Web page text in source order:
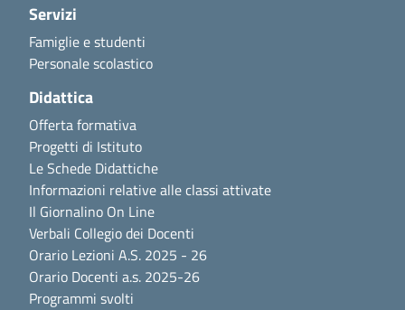
Servizi
Famiglie e studenti
Personale scolastico
Didattica
Offerta formativa
Progetti di Istituto
Le Schede Didattiche
Informazioni relative alle classi attivate
Il Giornalino On Line
Verbali Collegio dei Docenti
Orario Lezioni A.S. 2025 - 26
Orario Docenti a.s. 2025-26
Programmi svolti